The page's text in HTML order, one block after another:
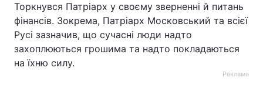
Торкнувся Патріарх у своєму зверненні й питань
фінансів. Зокрема, Патріарх Московський та всієї
Русі зазначив, що сучасні люди надто
захоплюються грошима та надто покладаються
на їхню силу.
Реклама